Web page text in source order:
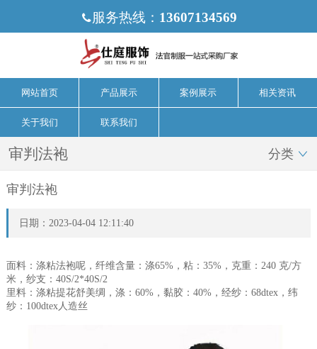
服务热线： 13607134569
网站首页 产品展示 案例展示 相关资讯
关于我们 联系我们
审判法袍 分类 
审判法袍
日期：2023-04-04 12:11:40
面料：涤粘法袍呢，纤维含量：涤65%，粘：35%，克重：240 克/方
米，纱支：40S/2*40S/2
里料：涤粘提花舒美绸，涤：60%，黏胶：40%，经纱：68dtex，纬
纱：100dtex人造丝